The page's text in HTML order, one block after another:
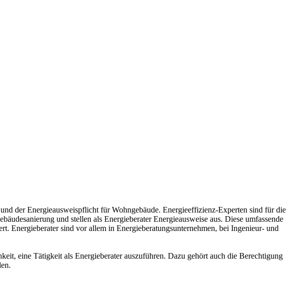
der Energieausweispflicht für Wohngebäude. Energieeffizienz-Experten sind für die
und stellen als Energieberater Energieausweise aus. Diese umfassende
Energieberater sind vor allem in Energieberatungsunternehmen, bei Ingenieur- und
eine Tätigkeit als Energieberater auszuführen. Dazu gehört auch die Berechtigung